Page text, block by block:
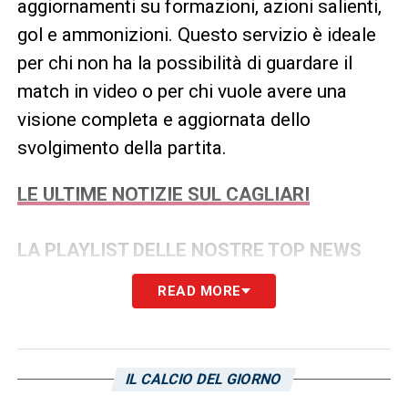
aggiornamenti su formazioni, azioni salienti,
gol e ammonizioni. Questo servizio è ideale
per chi non ha la possibilità di guardare il
match in video o per chi vuole avere una
visione completa e aggiornata dello
svolgimento della partita.
LE ULTIME NOTIZIE SUL CAGLIARI
LA PLAYLIST DELLE NOSTRE TOP NEWS
READ MORE
IL CALCIO DEL GIORNO